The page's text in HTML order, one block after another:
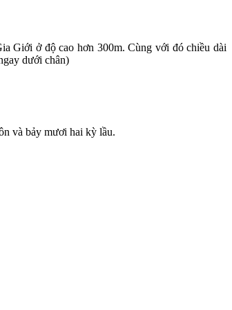
Giới ở độ cao hơn 300m. Cùng với đó chiều dài
dưới chân)
và bảy mươi hai kỳ lầu.